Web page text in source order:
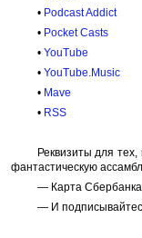
• Podcast Addict
• Pocket Casts
• YouTube
• YouTube.Music
• Mave
• RSS
Реквизиты для
фантастическую
— Карта Сбербанка
— И